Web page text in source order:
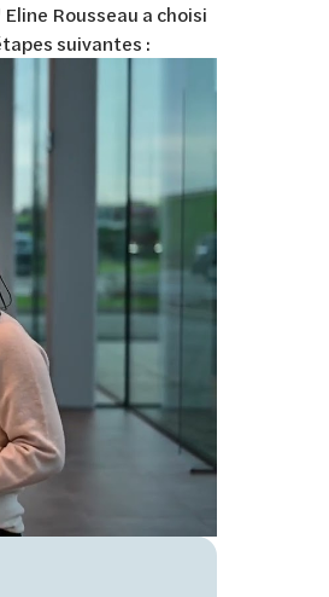
Rousseau a choisi
suivantes :